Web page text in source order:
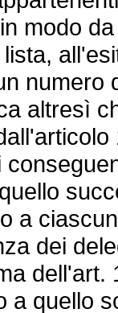
modo
numero
altresì
a
dei
dell'art.
a quello